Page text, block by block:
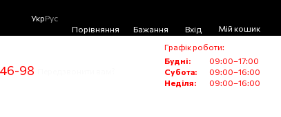
УкрРус
Порівняння
Бажання Вхід Мій кошик
98
Графік роботи:
Будні:
09:00–17:00
Субота:
09:00–16:00
Неділя:
09:00–16:00